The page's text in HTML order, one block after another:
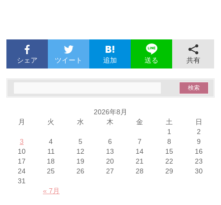
シェア ツイート 追加 送る 共有
2026年8月
月
火 水 木 金 土 日
« 7月
1
2
3
4 5 6 7 8
9
10
11 12 13 14 15
16
17
18 19 20 21 22
23
24
25 26 27 28 29
30
31